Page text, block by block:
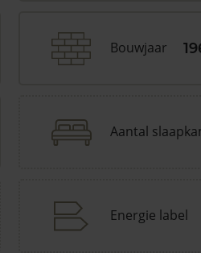
Bouwjaar
Aantal
Energie label